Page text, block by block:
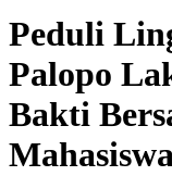
Peduli
Palopo
Bakti